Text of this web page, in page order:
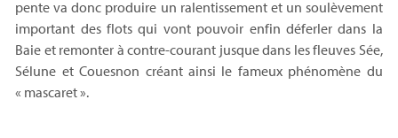
pente va donc produire un ralentissement et un soulèvement
important des flots qui vont pouvoir enfin déferler dans la
Baie et remonter à contre-courant jusque dans les fleuves Sée,
Sélune et Couesnon créant ainsi le fameux phénomène du
« mascaret ».